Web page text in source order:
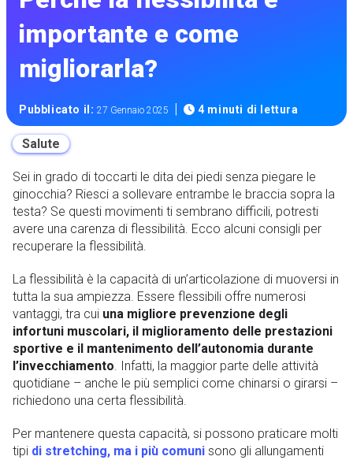
importante e come
migliorarla?
Pubblicato il:27 Gennaio 2025 | 4 minuti di lettura
Salute
Sei in grado di toccarti le dita dei piedi senza piegare le
ginocchia? Riesci a sollevare entrambe le braccia sopra la
testa? Se questi movimenti ti sembrano difficili, potresti
avere una carenza di flessibilità. Ecco alcuni consigli per
recuperare la flessibilità.
La flessibilità è la capacità di un’articolazione di muoversi in
tutta la sua ampiezza. Essere flessibili offre numerosi
vantaggi, tra cui una migliore prevenzione degli
infortuni muscolari, il miglioramento delle prestazioni
sportive e il mantenimento dell’autonomia durante
l’invecchiamento. Infatti, la maggior parte delle attività
quotidiane – anche le più semplici come chinarsi o girarsi –
richiedono una certa flessibilità.
Per mantenere questa capacità, si possono praticare molti
tipi di stretching, ma i più comuni sono gli allungamenti